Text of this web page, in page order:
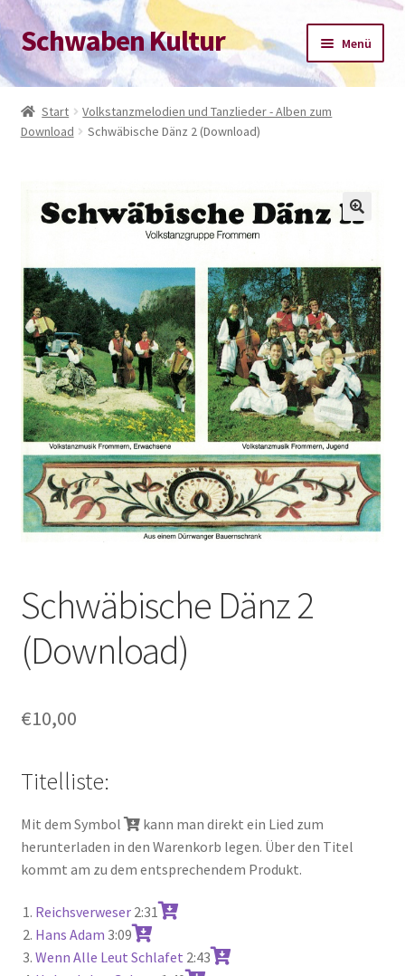
Zur
Navigation
springen
Zum
Inhalt
springen
Schwaben Kultur Menü
Start
Datenschutz-Bestimmungen
Mein Konto
Warenkorb
Start
Volkstanzmelodien und Tanzlieder - Alben zum
Download
Schwäbische Dänz 2 (Download)
Schwäbische Dänz 2
(Download)
€10,00
Titelliste:
Mit dem Symbol
kann man direkt ein Lied zum
herunterladen in den Warenkorb legen. Über den Titel
kommt am zu dem entsprechendem Produkt.
Reichsverweser 2:31
Hans Adam 3:09
Wenn Alle Leut Schlafet 2:43